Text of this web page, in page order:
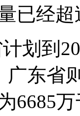
已经
划到
广东省
6685